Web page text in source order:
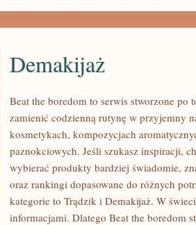
DEMAKIJAŻ
Demakijaż
Beat the boredom to serwis stworzone po
zamienić codzienną rutynę w przyjemny
kosmetykach, kompozycjach
paznokciowych. Jeśli szukasz inspiracji,
wybierać produkty bardziej świadomie,
oraz rankingi dopasowane do różnych
kategorie to Trądzik i Demakijaż. W
informacjami. Dlatego Beat the boredom